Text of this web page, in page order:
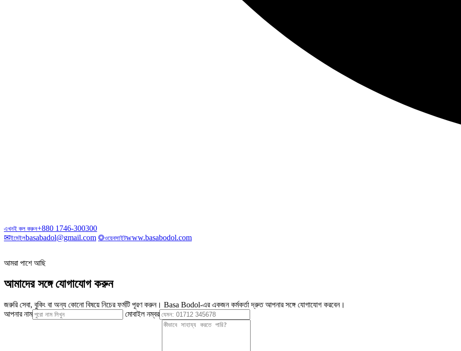
এখনই কল করুন+880 1746-300300
✉ইমেইলbasabadol@gmail.com ◎ওয়েবসাইটwww.basabodol.com
আমরা পাশে আছি
আমাদের সঙ্গে যোগাযোগ করুন
জরুরি সেবা, বুকিং বা অন্য কোনো বিষয়ে নিচের ফর্মটি পূরণ করুন। Basa Bodol-এর একজন কর্মকর্তা দ্রুত আপনার সঙ্গে যোগাযোগ করবেন।
আপনার নাম
মোবাইল নম্বর